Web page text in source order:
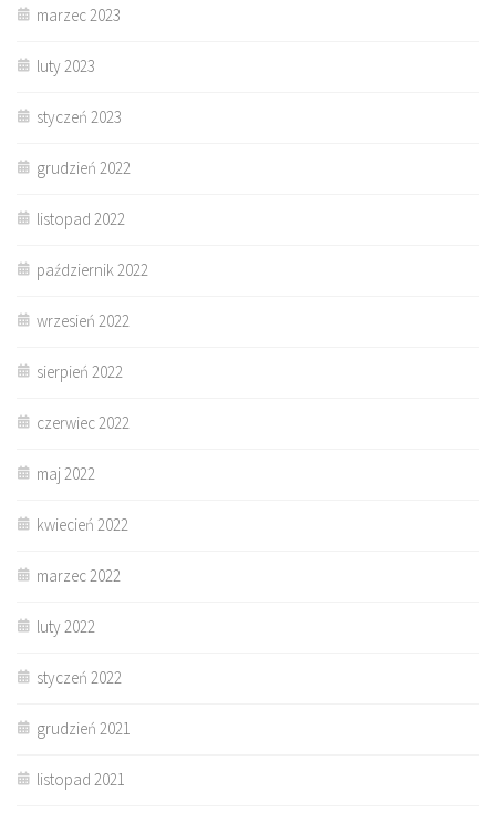
marzec 2023
luty 2023
styczeń 2023
grudzień 2022
listopad 2022
październik 2022
wrzesień 2022
sierpień 2022
czerwiec 2022
maj 2022
kwiecień 2022
marzec 2022
luty 2022
styczeń 2022
grudzień 2021
listopad 2021